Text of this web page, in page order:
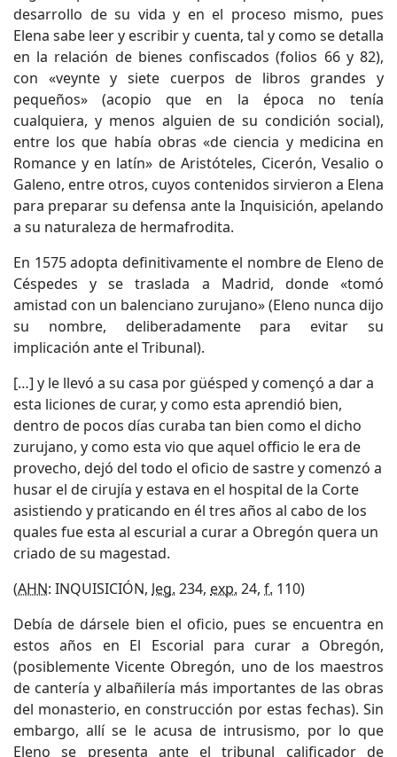
desarrollo de su vida y en el proceso mismo, pues
Elena sabe leer y escribir y cuenta, tal y como se detalla
en la relación de bienes confiscados (folios 66 y 82),
con «veynte y siete cuerpos de libros grandes y
pequeños» (acopio que en la época no tenía
cualquiera, y menos alguien de su condición social),
entre los que había obras «de ciencia y medicina en
Romance y en latín» de Aristóteles, Cicerón, Vesalio o
Galeno, entre otros, cuyos contenidos sirvieron a Elena
para preparar su defensa ante la Inquisición, apelando
a su naturaleza de hermafrodita.
En 1575 adopta definitivamente el nombre de Eleno de
Céspedes y se traslada a Madrid, donde «tomó
amistad con un balenciano zurujano» (Eleno nunca dijo
su nombre, deliberadamente para evitar su
implicación ante el Tribunal).
[…] y le llevó a su casa por güésped y començó a dar a
esta liciones de curar, y como esta aprendió bien,
dentro de pocos días curaba tan bien como el dicho
zurujano, y como esta vio que aquel officio le era de
provecho, dejó del todo el oficio de sastre y comenzó a
husar el de cirujía y estava en el hospital de la Corte
asistiendo y praticando en él tres años al cabo de los
quales fue esta al escurial a curar a Obregón quera un
criado de su magestad.
(AHN: INQUISICIÓN, leg. 234, exp. 24, f. 110)
Debía de dársele bien el oficio, pues se encuentra en
estos años en El Escorial para curar a Obregón,
(posiblemente Vicente Obregón, uno de los maestros
de cantería y albañilería más importantes de las obras
del monasterio, en construcción por estas fechas). Sin
embargo, allí se le acusa de intrusismo, por lo que
Eleno se presenta ante el tribunal calificador de